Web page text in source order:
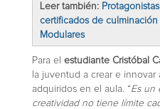
Leer también:
certificados de
Modulares
Para el estudiante Cristóbal
la juventud a crear e
adquiridos en el aula. “Es un
creatividad no tiene límite